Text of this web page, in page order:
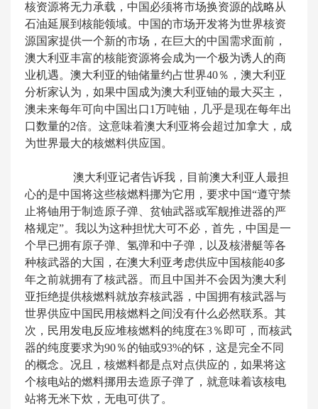
核资源将无力承载，中国必须将市场换资源的战略从
石油延展到核能领域。中国的市场开发将为世界核资
源国家提供一个新的市场，在巨大的中国需求面前，
澳大利亚丰富的核能资源将会成为一个极为诱人的商
业机遇。澳大利亚的铀储量约占世界40％，澳大利亚
分析家认为，如果中国成为澳大利亚铀的最大买主，
澳未来每年可向中国出口1万吨铀，几乎是现在每年出
口数量的2倍。这意味着澳大利亚将会超过加拿大，成
为世界最大的核燃料供应国。
澳大利亚记者告诉我，目前澳大利亚人最担
心的是中国将这些核燃料挪为它用，要求中国“遵守禁
止将铀用于制造原子弹、贫铀武器或军舰推进器的严
格规定”。我以为这种担忧大可不必，首先，中国是一
个早已拥有原子弹、氢弹和中子弹，以及核潜艇等各
种核武器的大国，在澳大利亚考虑供应中国核能40多
年之前就拥有了核武器。而且中国并不会因为澳大利
亚拒绝提供核燃料就放弃核武器，中国拥有核武器与
世界供应中国民用核燃料之间没有什么必然联系。其
次，民用发电反应堆核燃料的纯度在3％即可，而核武
器的纯度要求为90％的铀或93%的钚，这是完全不同
的概念。况且，核燃料都是点对点供应的，如果将这
个核电站的燃料挪用去造原子弹了，就意味着该核电
站将无米下炊，无电可供了。